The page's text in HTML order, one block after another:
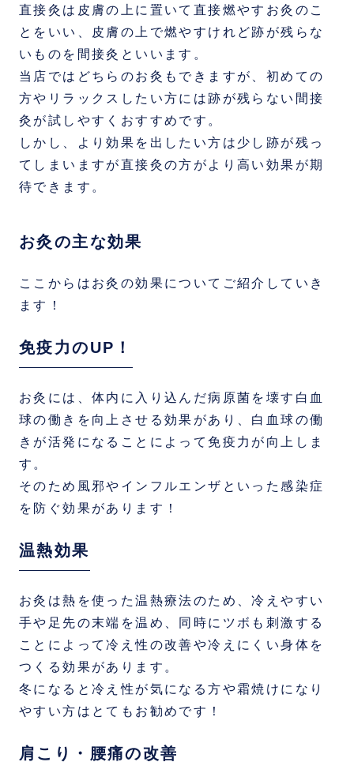
直接灸は皮膚の上に置いて直接燃やすお灸のこ
とをいい、皮膚の上で燃やすけれど跡が残らな
いものを間接灸といいます。
当店ではどちらのお灸もできますが、初めての
方やリラックスしたい方には跡が残らない間接
灸が試しやすくおすすめです。
しかし、より効果を出したい方は少し跡が残っ
てしまいますが直接灸の方がより高い効果が期
待できます。
お灸の主な効果
ここからはお灸の効果についてご紹介していき
ます！
免疫力のUP！
お灸には、体内に入り込んだ病原菌を壊す白血
球の働きを向上させる効果があり、白血球の働
きが活発になることによって免疫力が向上しま
す。
そのため風邪やインフルエンザといった感染症
を防ぐ効果があります！
温熱効果
お灸は熱を使った温熱療法のため、冷えやすい
手や足先の末端を温め、同時にツボも刺激する
ことによって冷え性の改善や冷えにくい身体を
つくる効果があります。
冬になると冷え性が気になる方や霜焼けになり
やすい方はとてもお勧めです！
肩こり・腰痛の改善